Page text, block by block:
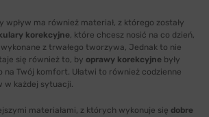
wpływ ma również materiał, z którego zostały
korekcyjne, które chcesz nosić na co dzień,
z trwałego tworzywa, Jednak to nie
się również to, by oprawy korekcyjne były
na Twój komfort. Ułatwi to również codzienne
w każdej sytuacji.
materiałami, z których wykonuje się dobre